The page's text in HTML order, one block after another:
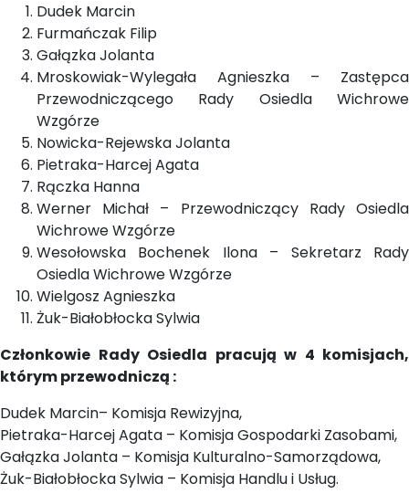
Dudek Marcin
Furmańczak Filip
Gałązka Jolanta
Mroskowiak-Wylegała Agnieszka – Zastępca
Przewodniczącego Rady Osiedla Wichrowe
Wzgórze
Nowicka-Rejewska Jolanta
Pietraka-Harcej Agata
Rączka Hanna
Werner Michał – Przewodniczący Rady Osiedla
Wichrowe Wzgórze
Wesołowska Bochenek Ilona – Sekretarz Rady
Osiedla Wichrowe Wzgórze
Wielgosz Agnieszka
Żuk-Białobłocka Sylwia
Członkowie Rady Osiedla pracują w 4 komisjach,
którym przewodniczą :
Dudek Marcin– Komisja Rewizyjna,
Pietraka-Harcej Agata – Komisja Gospodarki Zasobami,
Gałązka Jolanta – Komisja Kulturalno-Samorządowa,
Żuk-Białobłocka Sylwia – Komisja Handlu i Usług.